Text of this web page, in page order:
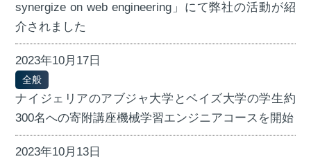
synergize on web engineering」にて弊社の活動が紹
介されました
2023年10月17日
全般
ナイジェリアのアブジャ大学とベイズ大学の学生約
300名への寄附講座機械学習エンジニアコースを開始
2023年10月13日